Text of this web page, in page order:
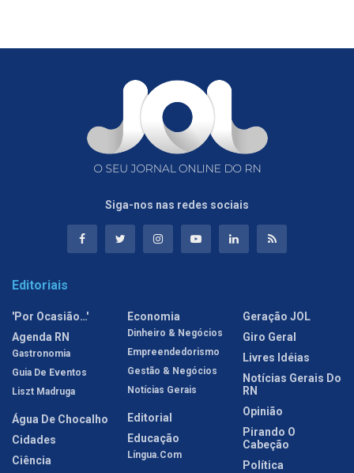
Siga-nos nas redes sociais
Editoriais
'Por Ocasião…'
Agenda RN
Gastronomia
Guia De Eventos
Liszt Madruga
Água De Chocalho
Cidades
Ciência
Economia
Dinheiro & Negócios
Empreendedorismo
Gestão & Negócios
Notícias Gerais
Editorial
Educação
Língua.com
Geração JOL
Giro Geral
Livres Idéias
Notícias Gerais Do
RN
Opinião
Pirando O
Cabeção
Política